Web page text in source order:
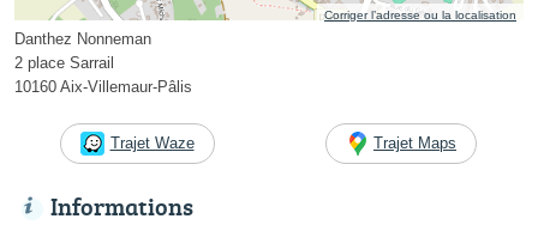
Corriger l’adresse ou la localisation
Danthez Nonneman
2 place Sarrail
10160 Aix-Villemaur-Pâlis
Trajet Waze Trajet Maps
Informations